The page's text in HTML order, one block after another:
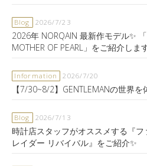
Blog 2026/7/23
2026年 NORQAIN 最新作モデル✨ 「
MOTHER OF PEARL」をご紹介しま
Information 2026/7/20
【7/30~8/2】GENTLEMANの世界
Blog 2026/7/13
時計店スタッフがオススメする『
レイダー リバイバル』をご紹介✨